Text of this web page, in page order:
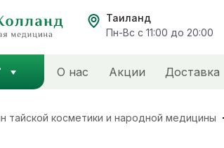
Таиланд
Пн-Вс с 11:00 до 20:00
О нас Акции Доставка
тайской косметики и народной медицины